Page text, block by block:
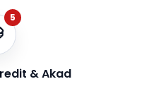
5
& Akad